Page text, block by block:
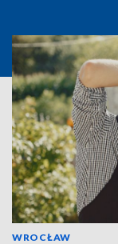
WROCŁAW